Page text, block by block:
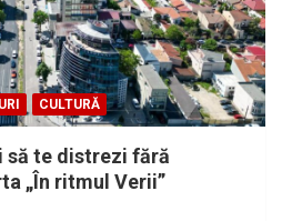
CULTURĂ
să te distrezi fără
„În ritmul Verii”